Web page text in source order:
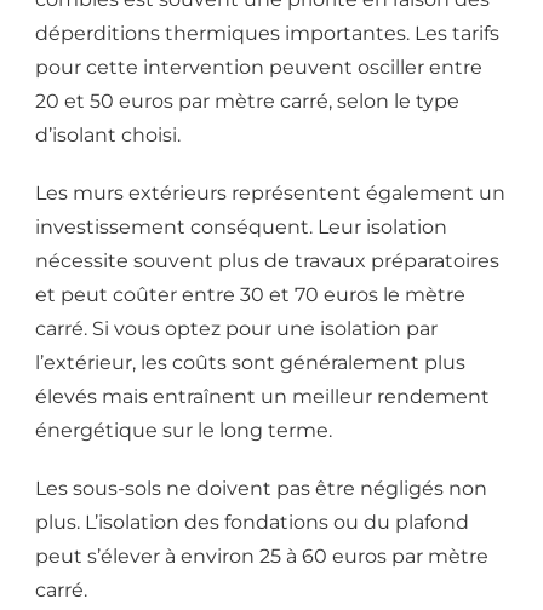
déperditions thermiques importantes. Les tarifs
pour cette intervention peuvent osciller entre
20 et 50 euros par mètre carré, selon le type
d’isolant choisi.
Les murs extérieurs représentent également un
investissement conséquent. Leur isolation
nécessite souvent plus de travaux préparatoires
et peut coûter entre 30 et 70 euros le mètre
carré. Si vous optez pour une isolation par
l’extérieur, les coûts sont généralement plus
élevés mais entraînent un meilleur rendement
énergétique sur le long terme.
Les sous-sols ne doivent pas être négligés non
plus. L’isolation des fondations ou du plafond
peut s’élever à environ 25 à 60 euros par mètre
carré.